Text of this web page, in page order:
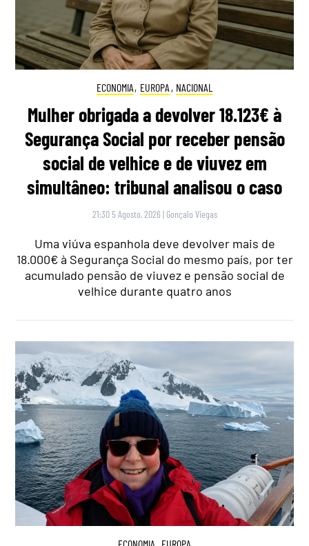
ECONOMIA, EUROPA , NACIONAL
Mulher obrigada a devolver 18.123€ à
Segurança Social por receber pensão
social de velhice e de viuvez em
simultâneo: tribunal analisou o caso
21:30 5 Agosto, 2026 | Gonçalo Viegas
Uma viúva espanhola deve devolver mais de
18.000€ à Segurança Social do mesmo país, por ter
acumulado pensão de viuvez e pensão social de
velhice durante quatro anos